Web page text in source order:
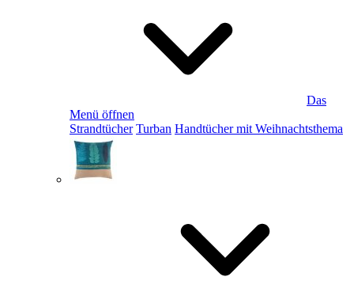
Das
Menü öffnen
Strandtücher Turban Handtücher mit Weihnachtsthema